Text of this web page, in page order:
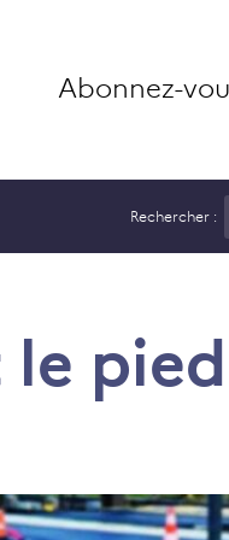
Abonnez-
Rechercher :
le